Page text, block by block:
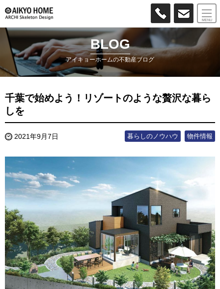
BLOG
アイキョーホームの不動産ブログ
千葉で始めよう！リゾートのような贅沢な暮ら
しを
2021年9月7日 暮らしのノウハウ 物件情報
MENU